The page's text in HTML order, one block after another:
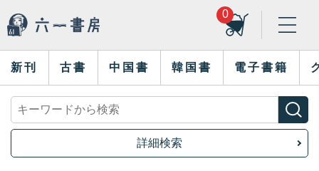
0
新刊 古書 中国書 韓国書 電子書籍
詳細検索